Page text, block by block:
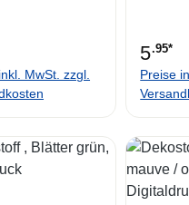
MwSt. zzgl.
5.95*
Preise